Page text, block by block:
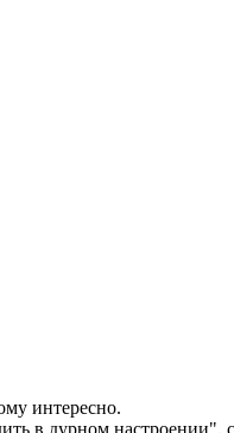
интересно.